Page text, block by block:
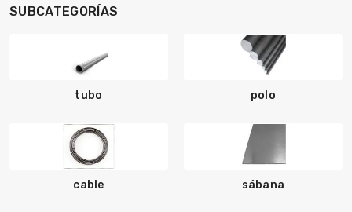
SUBCATEGORÍAS
tubo polo
cable sábana